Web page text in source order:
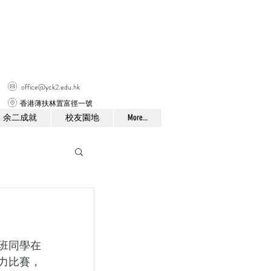
office@yck2.edu.hk
香港薄扶林置富徑一號
余二成就 校友園地 More...
同學在
比賽，